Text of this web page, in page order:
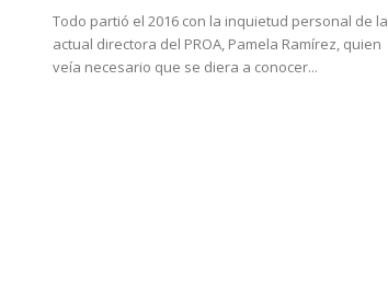
Todo partió el 2016 con la inquietud personal de la
actual directora del PROA, Pamela Ramírez, quien
veía necesario que se diera a conocer...